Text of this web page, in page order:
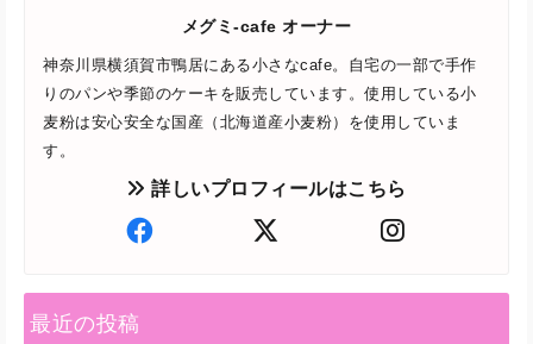
メグミ-cafe オーナー
神奈川県横須賀市鴨居にある小さなcafe。自宅の一部で手作
りのパンや季節のケーキを販売しています。使用している小
麦粉は安心安全な国産（北海道産小麦粉）を使用していま
す。
詳しいプロフィールはこちら
最近の投稿